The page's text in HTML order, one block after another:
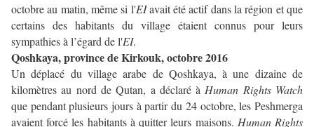
octobre au matin, même si l'EIavait été actif dans la région et que
certains des habitants du village étaient connus pour leurs
sympathies à l’égard de l'EI.
Qoshkaya, province de Kirkouk, octobre 2016
Un déplacé du village arabe de Qoshkaya, à une dizaine de
kilomètres au nord de Qutan, a déclaré à Human Rights Watch
que pendant plusieurs jours à partir du 24 octobre, les Peshmerga
avaient forcé les habitants à quitter leurs maisons. Human Rights